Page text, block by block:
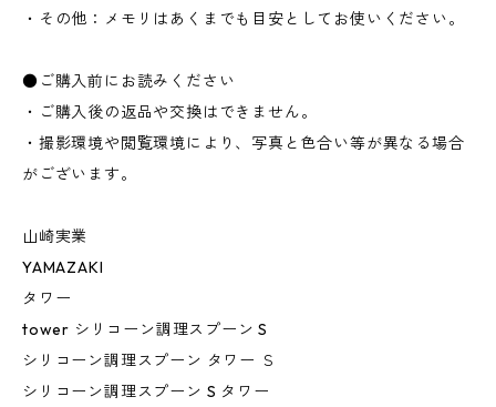
・その他：メモリはあくまでも目安としてお使いください。
●ご購入前にお読みください
・ご購入後の返品や交換はできません。
・撮影環境や閲覧環境により、写真と色合い等が異なる場合
がございます。
山崎実業
YAMAZAKI
タワー
tower シリコーン調理スプーン S
シリコーン調理スプーン タワー Ｓ
シリコーン調理スプーン S タワー